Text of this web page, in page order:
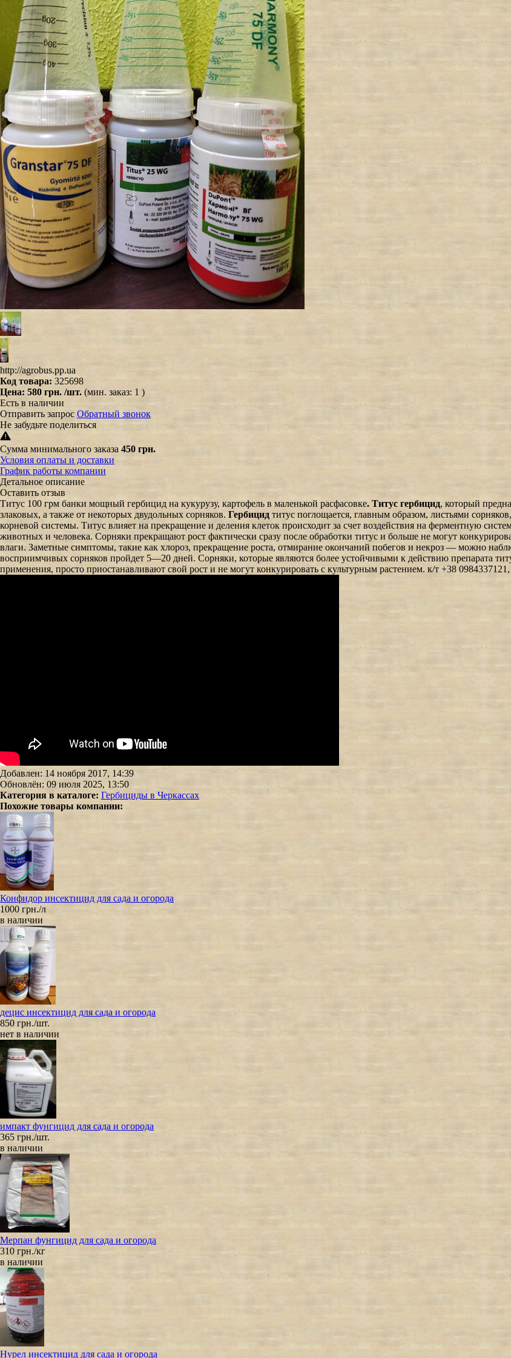
http://agrobus.pp.ua
Код товара: 325698
Цена: 580 грн. /шт. (мин. заказ: 1 )
Есть в наличии
Отправить запрос Обратный звонок
Не забудьте поделиться
Сумма минимального заказа 450 грн.
Условия оплаты и доставки
График работы компании
Детальное описание
Оставить отзыв
Титус 100 грм банки мощный гербицид на кукурузу, картофель в маленькой расфасовке. Титус гербицид, который
злаковых, а также от некоторых двудольных сорняков. Гербицид титус поглощается, главным образом, листьями
корневой системы. Титус влияет на прекращение и деления клеток происходит за счет воздействия на ферментную
животных и человека. Сорняки прекращают рост фактически сразу после обработки титус и больше не могут
влаги. Заметные симптомы, такие как хлороз, прекращение роста, отмирание окончаний побегов и некроз — можно
восприимчивых сорняков пройдет 5—20 дней. Сорняки, которые являются более устойчивыми к действию препарата
применения, просто приостанавливают свой рост и не могут конкурировать с культурным растением. к/т +38
Добавлен: 14 ноября 2017, 14:39
Обновлён: 09 июля 2025, 13:50
Категория в каталоге: Гербициды в Черкассах
Похожие товары компании:
Конфидор инсектицид для сада и огорода
1000 грн./л
в наличии
децис инсектицид для сада и огорода
850 грн./шт.
нет в наличии
импакт фунгицид для сада и огорода
365 грн./шт.
в наличии
Мерпан фунгицид для сада и огорода
310 грн./кг
в наличии
Нурел инсектицид для сада и огорода